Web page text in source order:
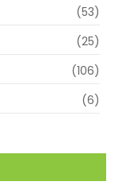
(53)
(25)
(106)
(6)